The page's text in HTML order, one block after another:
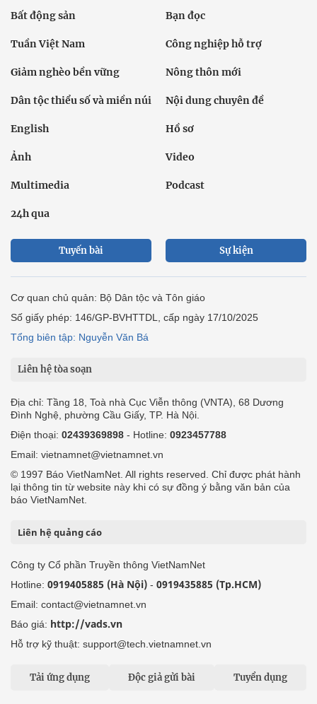
Bất động sản Bạn đọc
Tuần Việt Nam Công nghiệp hỗ trợ
Giảm nghèo bền vững Nông thôn mới
Dân tộc thiểu số và miền núi Nội dung chuyên đề
English Hồ sơ
Ảnh Video
Multimedia Podcast
24h qua
Tuyến bài Sự kiện
Cơ quan chủ quản: Bộ Dân tộc và Tôn giáo
Số giấy phép: 146/GP-BVHTTDL, cấp ngày 17/10/2025
Tổng biên tập: Nguyễn Văn Bá
Liên hệ tòa soạn
Địa chỉ: Tầng 18, Toà nhà Cục Viễn thông (VNTA), 68 Dương
Đình Nghệ, phường Cầu Giấy, TP. Hà Nội.
Điện thoại: 02439369898 - Hotline: 0923457788
Email: vietnamnet@vietnamnet.vn
© 1997 Báo VietNamNet. All rights reserved. Chỉ được phát hành
lại thông tin từ website này khi có sự đồng ý bằng văn bản của
báo VietNamNet.
Liên hệ quảng cáo
Công ty Cổ phần Truyền thông VietNamNet
Hotline: 0919405885 (Hà Nội) - 0919435885 (Tp.HCM)
Email: contact@vietnamnet.vn
Báo giá: http://vads.vn
Hỗ trợ kỹ thuật: support@tech.vietnamnet.vn
Tải ứng dụng Độc giả gửi bài Tuyển dụng